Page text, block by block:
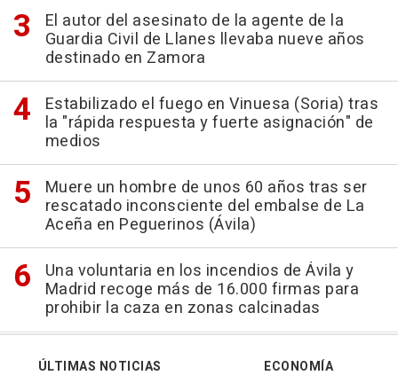
El autor del asesinato de la agente de la
Guardia Civil de Llanes llevaba nueve años
destinado en Zamora
Estabilizado el fuego en Vinuesa (Soria) tras
la "rápida respuesta y fuerte asignación" de
medios
Muere un hombre de unos 60 años tras ser
rescatado inconsciente del embalse de La
Aceña en Peguerinos (Ávila)
Una voluntaria en los incendios de Ávila y
Madrid recoge más de 16.000 firmas para
prohibir la caza en zonas calcinadas
ÚLTIMAS NOTICIAS
ECONOMÍA